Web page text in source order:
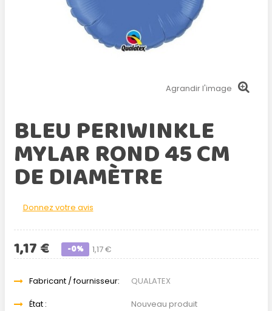
Agrandir l'image
BLEU PERIWINKLE
MYLAR ROND 45 CM
DE DIAMÈTRE
Donnez votre avis
1,17 €
1,17 € -0%
Fabricant / fournisseur:
QUALATEX
État :
Nouveau produit